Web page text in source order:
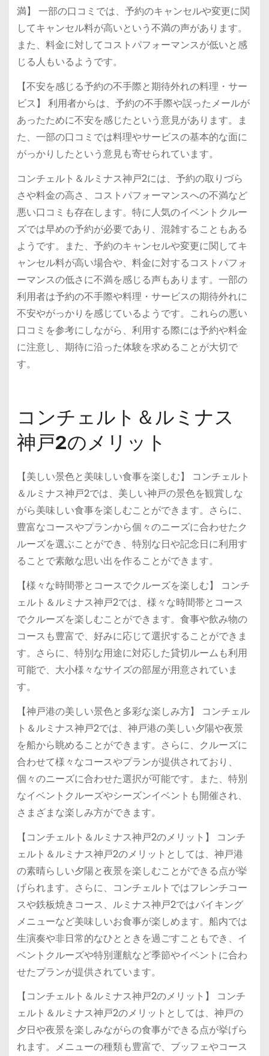
満】 一部の口コミでは、予約のキャンセルや変更に関
してキャンセル料が高いという不満の声があります。
また、料金に対してコストパフォーマンスが低いと感
じる人もいるようです。
【不安を感じる予約の不手際と期待外れの料理・サー
ビス】 利用者からは、予約の不手際や誤ったメールが
あったために不安を感じたという意見があります。ま
た、一部の口コミでは料理やサービスの基本的な面に
がっかりしたという意見も寄せられています。
コンチェルト＆ルミナス神戸2には、予約の取りづら
さや料金の高さ、コストパフォーマンスへの不満など
悪い口コミも存在します。特に人気のイベントクルー
ズでは早めの予約が必要であり、混雑することもある
ようです。また、予約のキャンセルや変更に関してキ
ャンセル料が高い場合や、料金に対するコストパフォ
ーマンスの低さに不満を感じる声もあります。一部の
利用者は予約の不手際や料理・サービスの期待外れに
不安やがっかりを感じているようです。これらの悪い
口コミを参考にしながら、利用する際には予約や料金
に注意し、期待に沿った体験を求めることが大切で
す。
コンチェルト＆ルミナス
神戸2のメリット
【美しい景色と美味しい食事を楽しむ】 コンチェルト
＆ルミナス神戸2では、美しい神戸の景色を観賞しな
がら美味しい食事を楽しむことができます。さらに、
豊富なコースやプランから個々のニーズに合わせたク
ルーズを選ぶことができ、特別な日や記念日に利用す
ることで素敵な思い出を作ることができます。
【様々な時間帯とコースでクルーズを楽しむ】 コンチ
ェルト＆ルミナス神戸2では、様々な時間帯とコース
でクルーズを楽しむことができます。食事や飲み物の
コースも豊富で、好みに応じて選択することができま
す。さらに、特別な用途に対応した貸切ルームも利用
可能で、大小様々なサイズの部屋が用意されていま
す。
【神戸港の美しい景色と多彩な楽しみ方】 コンチェル
ト＆ルミナス神戸2では、神戸港の美しい夕陽や夜景
を船から眺めることができます。さらに、クルーズに
合わせて様々なコースやプランが提供されており、
個々のニーズに合わせた選択が可能です。また、特別
なイベントクルーズやシーズンイベントも開催され、
さまざまな楽しみ方ができます。
【コンチェルト＆ルミナス神戸2のメリット】 コンチ
ェルト＆ルミナス神戸2のメリットとしては、神戸港
の素晴らしい夕陽と夜景を楽しむことができる点が挙
げられます。さらに、コンチェルトではフレンチコー
スや鉄板焼きコース、ルミナス神戸2ではバイキング
メニューなど美味しいお食事が楽しめます。船内では
生演奏や非日常的なひとときを過ごすこともでき、イ
ベントクルーズや特別運航など季節やイベントに合わ
せたプランが提供されています。
【コンチェルト＆ルミナス神戸2のメリット】 コンチ
ェルト＆ルミナス神戸2のメリットとしては、神戸の
夕日や夜景を楽しみながらの食事ができる点が挙げら
れます。メニューの種類も豊富で、ブッフェやコース